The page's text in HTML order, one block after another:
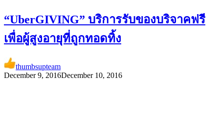
“UberGIVING” บริการรับของบริจาคฟรี
เพื่อผู้สูงอายุที่ถูกทอดทิ้ง
thumbsupteam
December 9, 2016December 10, 2016